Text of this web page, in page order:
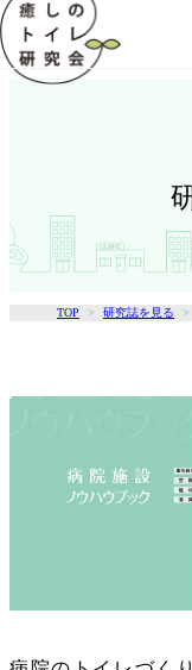
TOP 研究誌を見る